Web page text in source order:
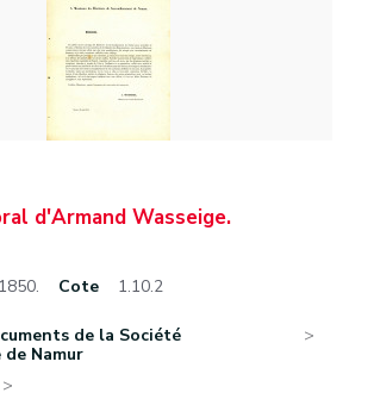
d'Armand Wasseige.
Cote 1.10.2
de la Société
Namur